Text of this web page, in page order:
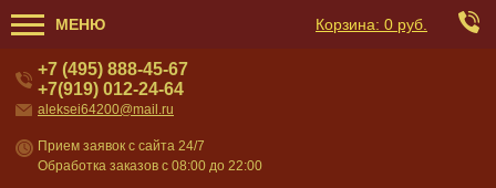
МЕНЮ Корзина: 0 руб.
+7 (495) 888-45-67
+7(919) 012-24-64
aleksei64200@mail.ru
Прием заявок с сайта 24/7
Обработка заказов с 08:00 до 22:00